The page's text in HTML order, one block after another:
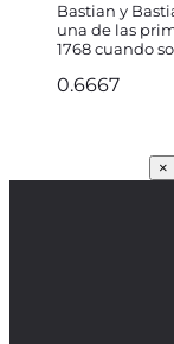
Bastian y
una de las
1768 cuando
×